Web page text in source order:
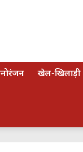
खेल-खिलाड़ी